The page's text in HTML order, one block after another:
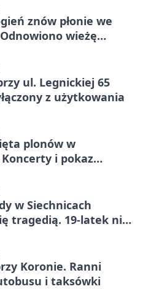
znów płonie we
wieżę
ul. Legnickiej 65
z użytkowania
plonów w
i pokaz
w Siechnicach
tragedią. 19-latek nie
Koronie. Ranni
i taksówki